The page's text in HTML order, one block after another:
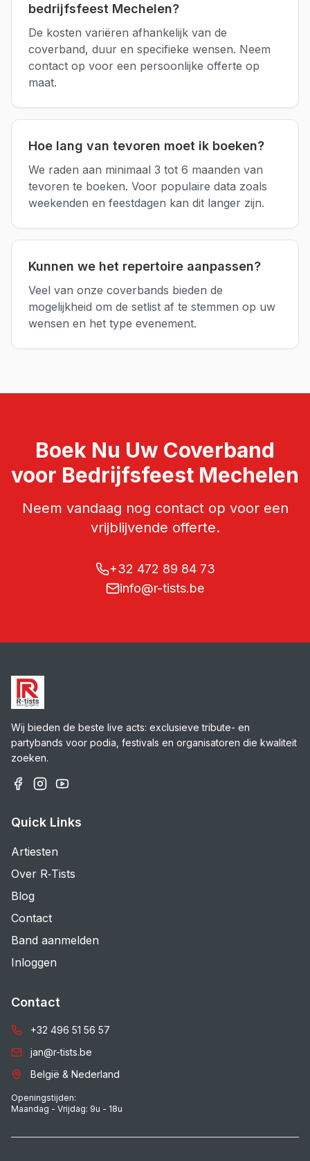
bedrijfsfeest Mechelen?
De kosten variëren afhankelijk van de
coverband, duur en specifieke wensen. Neem
contact op voor een persoonlijke offerte op
maat.
Hoe lang van tevoren moet ik boeken?
We raden aan minimaal 3 tot 6 maanden van
tevoren te boeken. Voor populaire data zoals
weekenden en feestdagen kan dit langer zijn.
Kunnen we het repertoire aanpassen?
Veel van onze coverbands bieden de
mogelijkheid om de setlist af te stemmen op uw
wensen en het type evenement.
Boek Nu Uw Coverband
voor Bedrijfsfeest Mechelen
Neem vandaag nog contact op voor een
vrijblijvende offerte.
+32 472 89 84 73
info@r-tists.be
Wij bieden de beste live acts: exclusieve tribute- en
partybands voor podia, festivals en organisatoren die kwaliteit
zoeken.
Quick Links
Artiesten
Over R‑Tists
Blog
Contact
Band aanmelden
Inloggen
Contact
+32 496 51 56 57
jan@r-tists.be
België & Nederland
Openingstijden:
Maandag - Vrijdag: 9u - 18u